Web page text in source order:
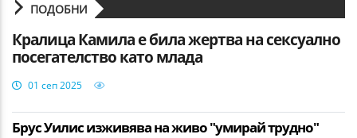
ПОДОБНИ
Кралица Камила е била жертва на сексуално
посегателство като млада
01 сеп 2025
Брус Уилис изживява на живо "умирай трудно"